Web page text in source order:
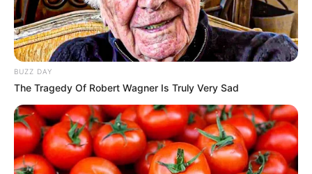
BUZZ DAY
The Tragedy Of Robert Wagner Is Truly Very Sad